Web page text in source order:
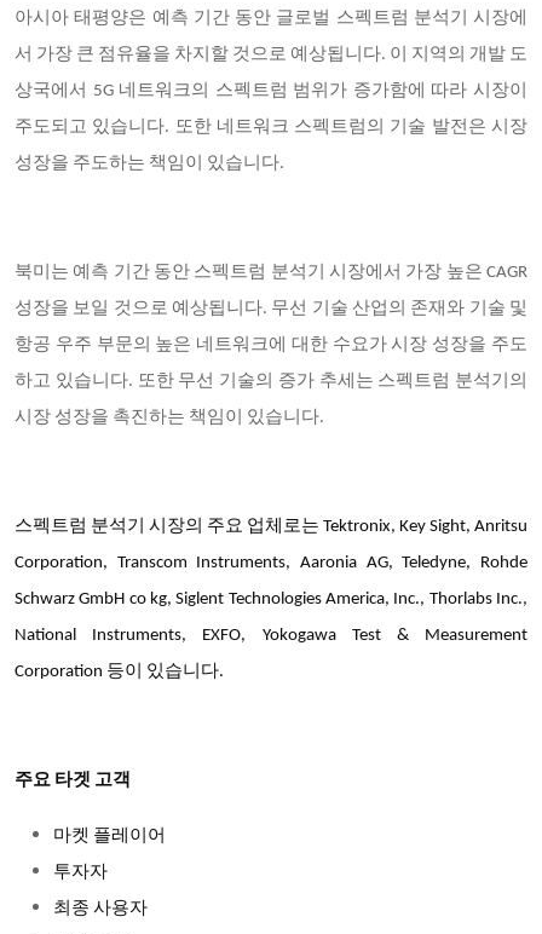
아시아 태평양은 예측 기간 동안 글로벌 스펙트럼 분석기 시장에
서 가장 큰 점유율을 차지할 것으로 예상됩니다. 이 지역의 개발 도
상국에서 5G 네트워크의 스펙트럼 범위가 증가함에 따라 시장이
주도되고 있습니다. 또한 네트워크 스펙트럼의 기술 발전은 시장
성장을 주도하는 책임이 있습니다.
북미는 예측 기간 동안 스펙트럼 분석기 시장에서 가장 높은 CAGR
성장을 보일 것으로 예상됩니다. 무선 기술 산업의 존재와 기술 및
항공 우주 부문의 높은 네트워크에 대한 수요가 시장 성장을 주도
하고 있습니다. 또한 무선 기술의 증가 추세는 스펙트럼 분석기의
시장 성장을 촉진하는 책임이 있습니다.
스펙트럼 분석기 시장의 주요 업체로는 Tektronix, Key Sight, Anritsu
Corporation, Transcom Instruments, Aaronia AG, Teledyne, Rohde
Schwarz GmbH co kg, Siglent Technologies America, Inc., Thorlabs Inc.,
National Instruments, EXFO, Yokogawa Test & Measurement
Corporation 등이 있습니다.
주요 타겟 고객
마켓 플레이어
투자자
최종 사용자